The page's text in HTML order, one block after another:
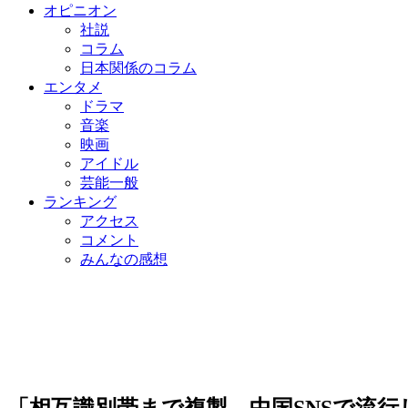
オピニオン
社説
コラム
日本関係のコラム
エンタメ
ドラマ
音楽
映画
アイドル
芸能一般
ランキング
アクセス
コメント
みんなの感想